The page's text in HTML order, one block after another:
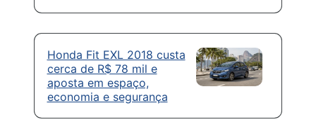
Honda Fit EXL 2018 custa
cerca de R$ 78 mil e
aposta em espaço,
economia e segurança